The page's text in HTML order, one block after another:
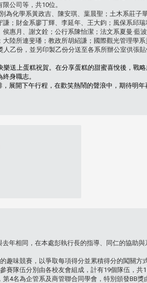
公司等，共10位。
為化學系黃政吉、陳安琪、葉晨聖；土木系莊子
；財金系廖丁輝、李延年、王大鈞；風保系邱瑞
惠月、謝文銓；公行系陳怡潔；法文系夏曼·藍波
陸所連斐璠；教政所胡紹謙；國際觀光管理學
乙份，並另印製乙份分送至各系所辦公室供張貼
送上蛋糕祝賀。在分享蛋糕的甜蜜喜悅後，戰
身職志。
展開下午行程，在歡笑熱鬧的聲浪中，期待明年
年相同，在本處彭執行長的指導、同仁的協助與
趣味競賽，以爭取每項得分並累積得分的闖關方
賽隊伍分別由各校友會組成，計有19個隊伍，共
4名為企管系及商管聯合同學會，特別頒發BB獎